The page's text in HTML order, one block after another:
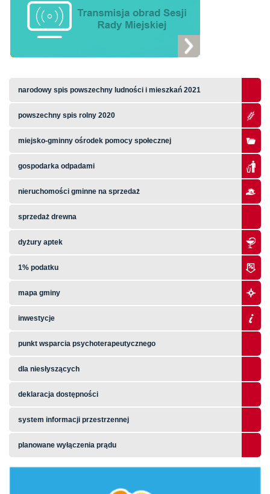
narodowy spis powszechny ludności i mieszkań 2021
powszechny spis rolny 2020
miejsko-gminny ośrodek pomocy społecznej
gospodarka odpadami
nieruchomości gminne na sprzedaż
sprzedaż drewna
dyżury aptek
1% podatku
mapa gminy
inwestycje
punkt wsparcia psychoterapeutycznego
dla niesłyszących
deklaracja dostępności
system informacji przestrzennej
planowane wyłączenia prądu